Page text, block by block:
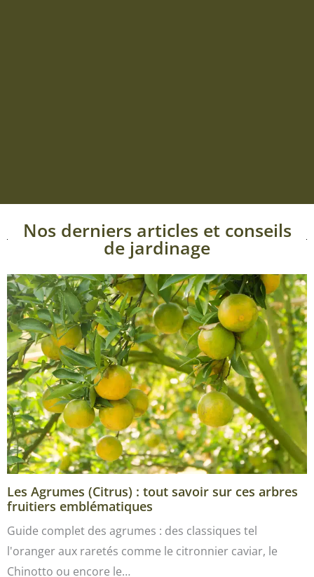
Nos derniers articles et conseils
de jardinage
Les Agrumes (Citrus) : tout savoir sur ces arbres
fruitiers emblématiques
Guide complet des agrumes : des classiques tel
l'oranger aux raretés comme le citronnier caviar, le
Chinotto ou encore le…